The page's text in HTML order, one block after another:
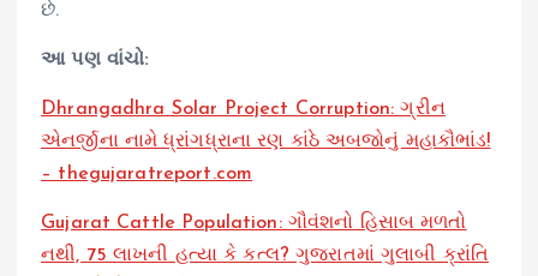
છે.
આ પણ વાંચો:
Dhrangadhra Solar Project Corruption: ગ્રીન
એનર્જીના નામે ધ્રાંગધ્રાના રણ કાંઠે અબજોનું મહાકૌભાંડ!
– thegujaratreport.com
Gujarat Cattle Population: ગૌવંશનો હિસાબ મળતો
નથી, 75 લાખની હત્યા કે કત્લ? ગુજરાતમાં ગુલાબી ક્રાંતિ